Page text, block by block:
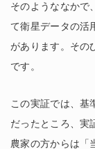
そのようななかで
て衛星データの活
があります。その
です。
この実証では、基
だったところ、実
農家の方からは「